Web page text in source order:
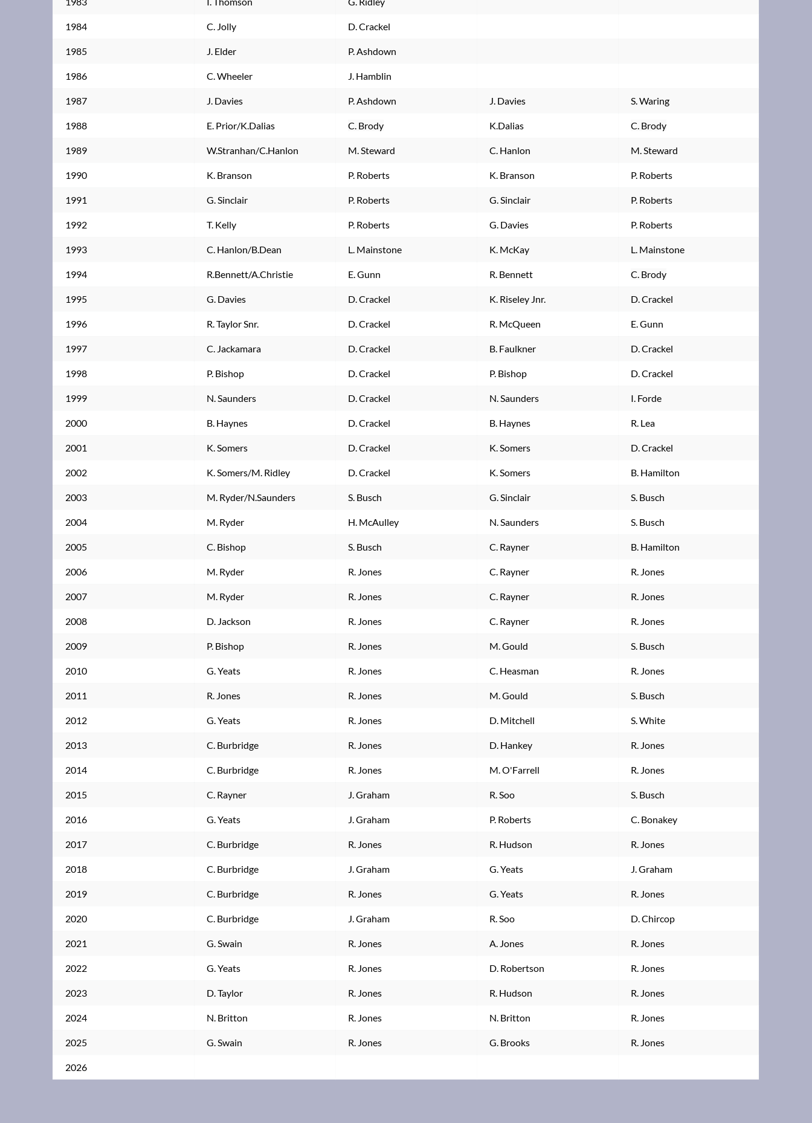
1984 C. Jolly D. Crackel
1985 J. Elder P. Ashdown
1986 C. Wheeler J. Hamblin
1987 J. Davies P. Ashdown J. Davies S. Waring
1988 E. Prior/K.Dalias C. Brody K.Dalias C. Brody
1989 W.Stranhan/C.Hanlon M. Steward C. Hanlon M. Steward
1990 K. Branson P. Roberts K. Branson P. Roberts
1991 G. Sinclair P. Roberts G. Sinclair P. Roberts
1992 T. Kelly P. Roberts G. Davies P. Roberts
1993 C. Hanlon/B.Dean L. Mainstone K. McKay L. Mainstone
1994 R.Bennett/A.Christie E. Gunn R. Bennett C. Brody
1995 G. Davies D. Crackel K. Riseley Jnr. D. Crackel
1996 R. Taylor Snr. D. Crackel R. McQueen E. Gunn
1997 C. Jackamara D. Crackel B. Faulkner D. Crackel
1998 P. Bishop D. Crackel P. Bishop D. Crackel
1999 N. Saunders D. Crackel N. Saunders I. Forde
2000 B. Haynes D. Crackel B. Haynes R. Lea
2001 K. Somers D. Crackel K. Somers D. Crackel
2002 K. Somers/M. Ridley D. Crackel K. Somers B. Hamilton
2003 M. Ryder/N.Saunders S. Busch G. Sinclair S. Busch
2004 M. Ryder H. McAulley N. Saunders S. Busch
2005 C. Bishop S. Busch C. Rayner B. Hamilton
2006 M. Ryder R. Jones C. Rayner R. Jones
2007 M. Ryder R. Jones C. Rayner R. Jones
2008 D. Jackson R. Jones C. Rayner R. Jones
2009 P. Bishop R. Jones M. Gould S. Busch
2010 G. Yeats R. Jones C. Heasman R. Jones
2011 R. Jones R. Jones M. Gould S. Busch
2012 G. Yeats R. Jones D. Mitchell S. White
2013 C. Burbridge R. Jones D. Hankey R. Jones
2014 C. Burbridge R. Jones M. O'Farrell R. Jones
2015 C. Rayner J. Graham R. Soo S. Busch
2016 G. Yeats J. Graham P. Roberts C. Bonakey
2017 C. Burbridge R. Jones R. Hudson R. Jones
2018 C. Burbridge J. Graham G. Yeats J. Graham
2019 C. Burbridge R. Jones G. Yeats R. Jones
2020 C. Burbridge J. Graham R. Soo D. Chircop
2021 G. Swain R. Jones A. Jones R. Jones
2022 G. Yeats R. Jones D. Robertson R. Jones
2023 D. Taylor R. Jones R. Hudson R. Jones
2024 N. Britton R. Jones N. Britton R. Jones
2025 G. Swain R. Jones G. Brooks R. Jones
2026